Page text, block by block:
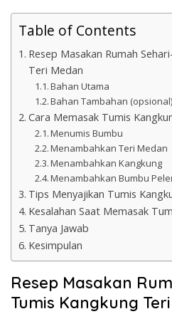
Table of Contents
Resep Masakan Rumah
Teri Medan
Bahan Utama
Bahan Tambahan (opsional)
Cara Memasak Tumis
Menumis Bumbu
Menambahkan Teri Medan
Menambahkan Kangkung
Menambahkan Bumbu
Tips Menyajikan Tumis
Kesalahan Saat Memasak
Tanya Jawab
Kesimpulan
Resep Masakan
Tumis Kangkung